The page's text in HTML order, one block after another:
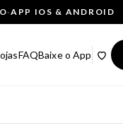
·APP IOS & ANDROID
FAQBaixe o App